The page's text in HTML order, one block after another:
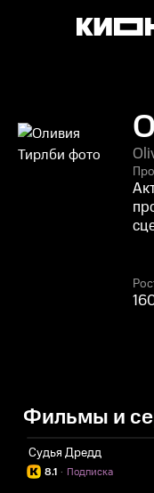
Фильмы и
Судья Дредд
8.1 Подписка
·